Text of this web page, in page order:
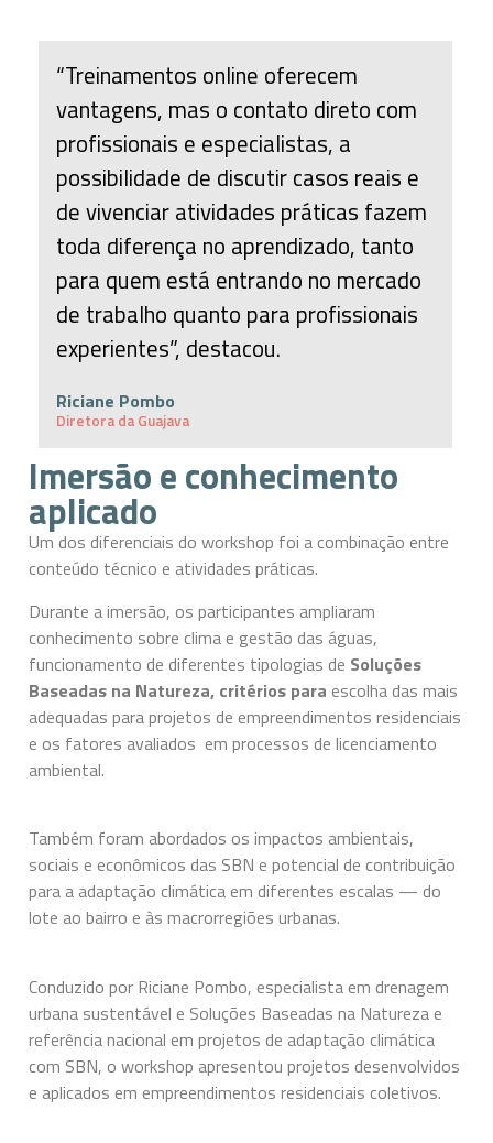
“Treinamentos online oferecem
vantagens, mas o contato direto com
profissionais e especialistas, a
possibilidade de discutir casos reais e
de vivenciar atividades práticas fazem
toda diferença no aprendizado, tanto
para quem está entrando no mercado
de trabalho quanto para profissionais
experientes”, destacou.
Riciane Pombo
Diretora da Guajava
Imersão e conhecimento
aplicado
Um dos diferenciais do workshop foi a combinação entre
conteúdo técnico e atividades práticas.
Durante a imersão, os participantes ampliaram
conhecimento sobre clima e gestão das águas,
funcionamento de diferentes tipologias de Soluções
Baseadas na Natureza, critérios para escolha das mais
adequadas para projetos de empreendimentos residenciais
e os fatores avaliados em processos de licenciamento
ambiental.
Também foram abordados os impactos ambientais,
sociais e econômicos das SBN e potencial de contribuição
para a adaptação climática em diferentes escalas — do
lote ao bairro e às macrorregiões urbanas.
Conduzido por Riciane Pombo, especialista em drenagem
urbana sustentável e Soluções Baseadas na Natureza e
referência nacional em projetos de adaptação climática
com SBN, o workshop apresentou projetos desenvolvidos
e aplicados em empreendimentos residenciais coletivos.